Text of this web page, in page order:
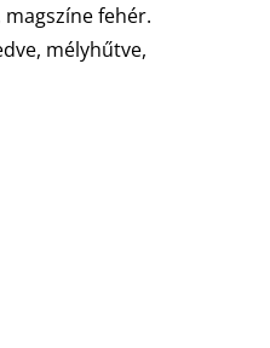
magszíne fehér.
mélyhűtve,